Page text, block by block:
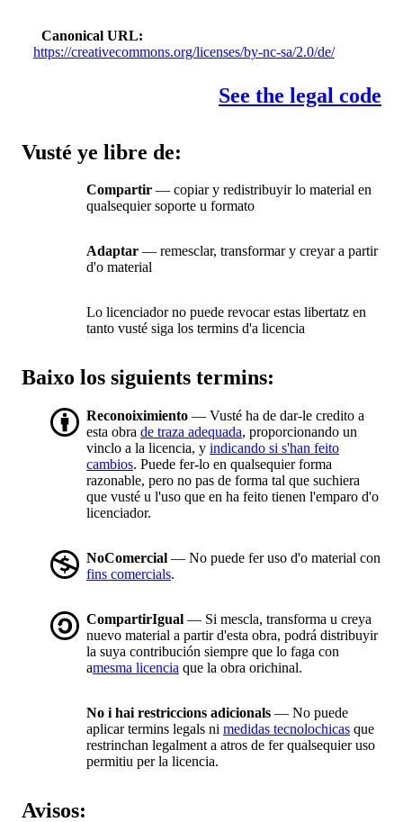
Canonical URL
https://creativecommons.org/licenses/by-nc-sa/2.0/de/
See the legal code
Vusté ye libre de:
Compartir — copiar y redistribuyir lo material en
qualsequier soporte u formato
Adaptar — remesclar, transformar y creyar a partir
d'o material
Lo licenciador no puede revocar estas libertatz en
tanto vusté siga los termins d'a licencia
Baixo los siguients termins:
Reconoiximiento — Vusté ha de dar-le credito a
esta obra de traza adequada, proporcionando un
vinclo a la licencia, y indicando si s'han feito
cambios. Puede fer-lo en qualsequier forma
razonable, pero no pas de forma tal que suchiera
que vusté u l'uso que en ha feito tienen l'emparo d'o
licenciador.
NoComercial — No puede fer uso d'o material con
fins comercials.
CompartirIgual — Si mescla, transforma u creya
nuevo material a partir d'esta obra, podrá distribuyir
la suya contribución siempre que lo faga con
amesma licencia que la obra orichinal.
No i hai restriccions adicionals — No puede
aplicar termins legals ni medidas tecnolochicas que
restrinchan legalment a atros de fer qualsequier uso
permitiu per la licencia.
Avisos: